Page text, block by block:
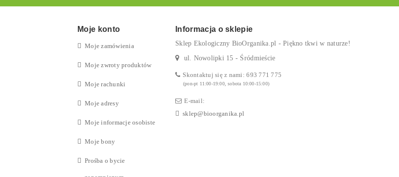
Moje konto
Moje zamówienia
Moje zwroty produktów
Moje rachunki
Moje adresy
Moje informacje osobiste
Moje bony
Prośba o bycie
Informacja o sklepie
Sklep Ekologiczny BioOrganika.pl - Piękno tkwi w naturze!
ul. Nowolipki 15 - Śródmieście
Skontaktuj się z nami:693 771 775
(pon-pt 11:00-19:00, sobota 10:00-15:00)
E-mail:
sklep@bioorganika.pl